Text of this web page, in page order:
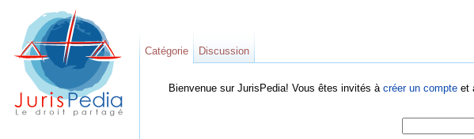
Bienvenue sur JurisPedia! Vous êtes invités à créer un compte et
Catégorie Discussion